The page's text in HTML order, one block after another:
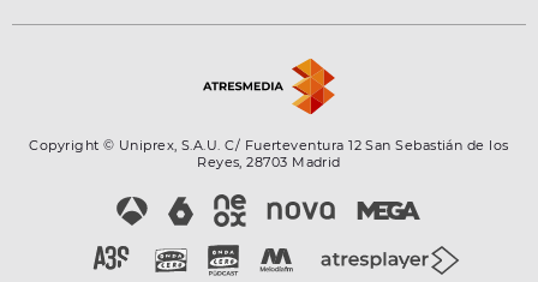
Copyright © Uniprex, S.A.U. C/ Fuerteventura 12 San Sebastián de los
Reyes, 28703 Madrid